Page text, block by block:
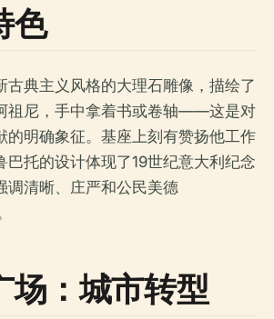
色
古典主义风格的大理石雕像，描绘了
祖尼，手中拿着书或卷轴——这是对
的明确象征。基座上刻有赞扬他工作
巴托的设计体现了19世纪意大利纪念
调清晰、庄严和公民美德
场：城市转型